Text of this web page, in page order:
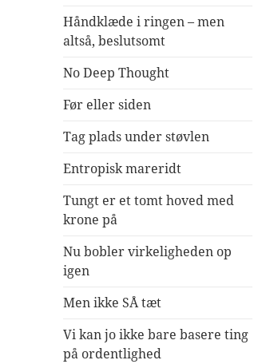
Håndklæde i ringen – men
altså, beslutsomt
No Deep Thought
Før eller siden
Tag plads under støvlen
Entropisk mareridt
Tungt er et tomt hoved med
krone på
Nu bobler virkeligheden op
igen
Men ikke SÅ tæt
Vi kan jo ikke bare basere ting
på ordentlighed